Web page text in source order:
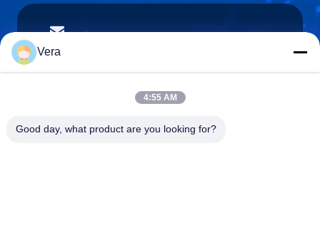
E-Mail-Adresse
Telefon
Vera
4:55 AM
Good day, what product are you looking for?